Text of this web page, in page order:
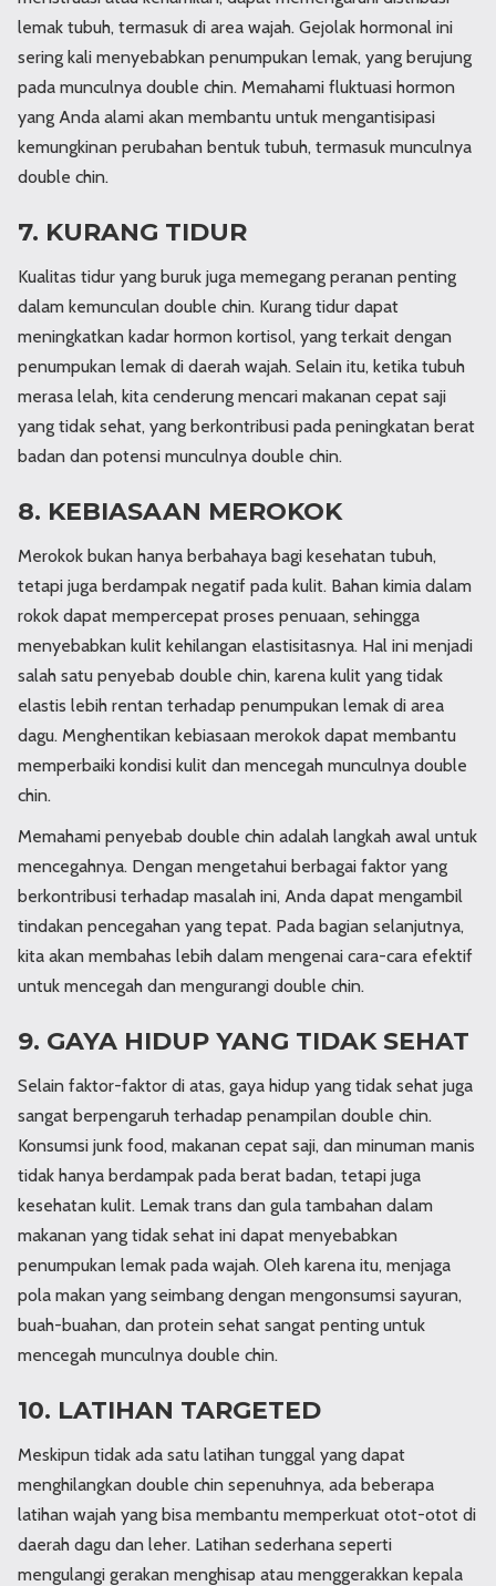
lemak tubuh, termasuk di area wajah. Gejolak hormonal ini
sering kali menyebabkan penumpukan lemak, yang berujung
pada munculnya double chin. Memahami fluktuasi hormon
yang Anda alami akan membantu untuk mengantisipasi
kemungkinan perubahan bentuk tubuh, termasuk munculnya
double chin.
7. KURANG TIDUR
Kualitas tidur yang buruk juga memegang peranan penting
dalam kemunculan double chin. Kurang tidur dapat
meningkatkan kadar hormon kortisol, yang terkait dengan
penumpukan lemak di daerah wajah. Selain itu, ketika tubuh
merasa lelah, kita cenderung mencari makanan cepat saji
yang tidak sehat, yang berkontribusi pada peningkatan berat
badan dan potensi munculnya double chin.
8. KEBIASAAN MEROKOK
Merokok bukan hanya berbahaya bagi kesehatan tubuh,
tetapi juga berdampak negatif pada kulit. Bahan kimia dalam
rokok dapat mempercepat proses penuaan, sehingga
menyebabkan kulit kehilangan elastisitasnya. Hal ini menjadi
salah satu penyebab double chin, karena kulit yang tidak
elastis lebih rentan terhadap penumpukan lemak di area
dagu. Menghentikan kebiasaan merokok dapat membantu
memperbaiki kondisi kulit dan mencegah munculnya double
chin.
Memahami penyebab double chin adalah langkah awal untuk
mencegahnya. Dengan mengetahui berbagai faktor yang
berkontribusi terhadap masalah ini, Anda dapat mengambil
tindakan pencegahan yang tepat. Pada bagian selanjutnya,
kita akan membahas lebih dalam mengenai cara-cara efektif
untuk mencegah dan mengurangi double chin.
9. GAYA HIDUP YANG TIDAK SEHAT
Selain faktor-faktor di atas, gaya hidup yang tidak sehat juga
sangat berpengaruh terhadap penampilan double chin.
Konsumsi junk food, makanan cepat saji, dan minuman manis
tidak hanya berdampak pada berat badan, tetapi juga
kesehatan kulit. Lemak trans dan gula tambahan dalam
makanan yang tidak sehat ini dapat menyebabkan
penumpukan lemak pada wajah. Oleh karena itu, menjaga
pola makan yang seimbang dengan mengonsumsi sayuran,
buah-buahan, dan protein sehat sangat penting untuk
mencegah munculnya double chin.
10. LATIHAN TARGETED
Meskipun tidak ada satu latihan tunggal yang dapat
menghilangkan double chin sepenuhnya, ada beberapa
latihan wajah yang bisa membantu memperkuat otot-otot di
daerah dagu dan leher. Latihan sederhana seperti
mengulangi gerakan menghisap atau menggerakkan kepala